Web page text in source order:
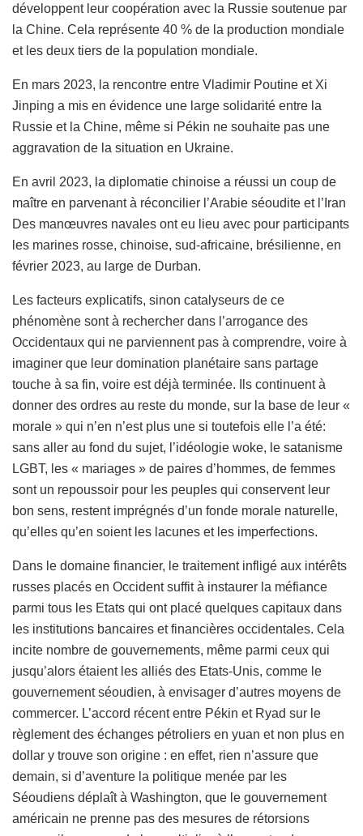
développent leur coopération avec la Russie soutenue par
la Chine. Cela représente 40 % de la production mondiale
et les deux tiers de la population mondiale.
En mars 2023, la rencontre entre Vladimir Poutine et Xi
Jinping a mis en évidence une large solidarité entre la
Russie et la Chine, même si Pékin ne souhaite pas une
aggravation de la situation en Ukraine.
En avril 2023, la diplomatie chinoise a réussi un coup de
maître en parvenant à réconcilier l’Arabie séoudite et l’Iran
Des manœuvres navales ont eu lieu avec pour participants
les marines rosse, chinoise, sud-africaine, brésilienne, en
février 2023, au large de Durban.
Les facteurs explicatifs, sinon catalyseurs de ce
phénomène sont à rechercher dans l’arrogance des
Occidentaux qui ne parviennent pas à comprendre, voire à
imaginer que leur domination planétaire sans partage
touche à sa fin, voire est déjà terminée. Ils continuent à
donner des ordres au reste du monde, sur la base de leur «
morale » qui n’en n’est plus une si toutefois elle l’a été:
sans aller au fond du sujet, l’idéologie woke, le satanisme
LGBT, les « mariages » de paires d’hommes, de femmes
sont un repoussoir pour les peuples qui conservent leur
bon sens, restent imprégnés d’un fonde morale naturelle,
qu’elles qu’en soient les lacunes et les imperfections.
Dans le domaine financier, le traitement infligé aux intérêts
russes placés en Occident suffit à instaurer la méfiance
parmi tous les Etats qui ont placé quelques capitaux dans
les institutions bancaires et financières occidentales. Cela
incite nombre de gouvernements, même parmi ceux qui
jusqu’alors étaient les alliés des Etats-Unis, comme le
gouvernement séoudien, à envisager d’autres moyens de
commercer. L’accord récent entre Pékin et Ryad sur le
règlement des échanges pétroliers en yuan et non plus en
dollar y trouve son origine : en effet, rien n’assure que
demain, si d’aventure la politique menée par les
Séoudiens déplaît à Washington, que le gouvernement
américain ne prenne pas des mesures de rétorsions